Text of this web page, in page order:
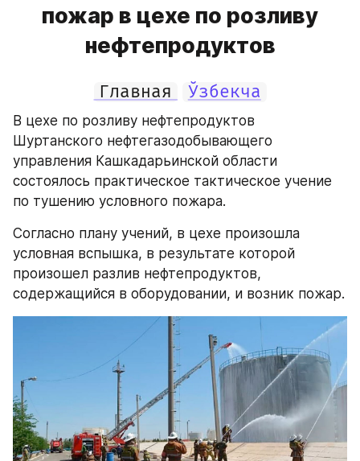
пожар в цехе по розливу
нефтепродуктов
Главная Ўзбекча
В цехе по розливу нефтепродуктов
Шуртанского нефтегазодобывающего
управления Кашкадарьинской области
состоялось практическое тактическое учение
по тушению условного пожара.
Согласно плану учений, в цехе произошла
условная вспышка, в результате которой
произошел разлив нефтепродуктов,
содержащийся в оборудовании, и возник пожар.